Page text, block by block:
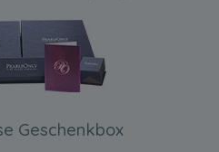
Geschenkbox